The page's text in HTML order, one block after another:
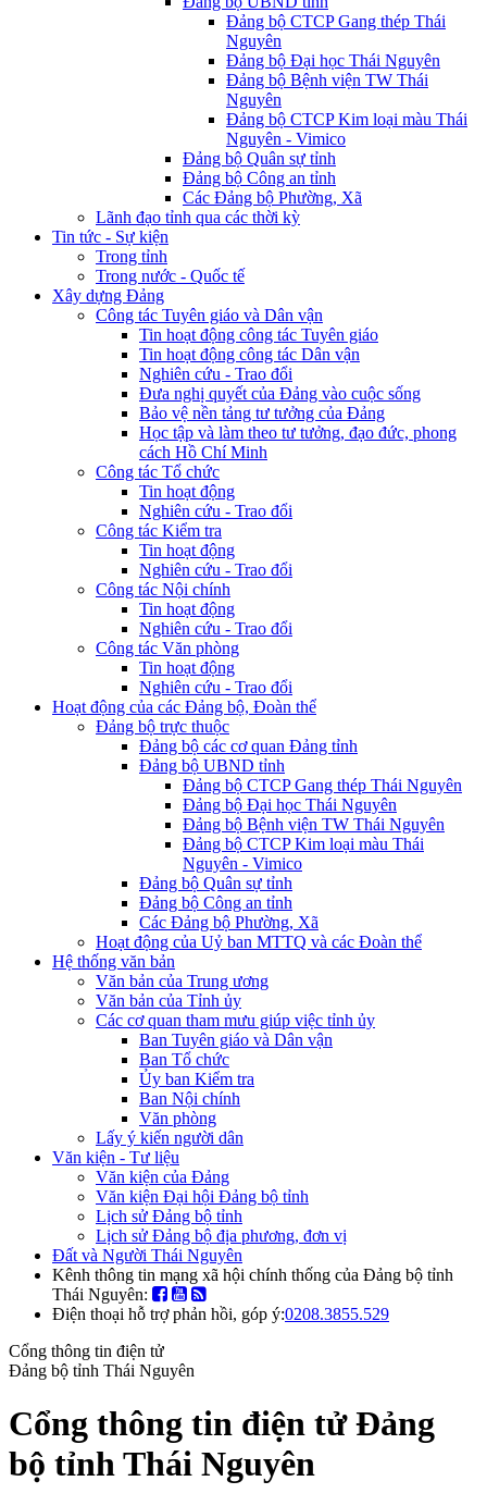
Đảng bộ CTCP Gang thép Thái
Nguyên
Đảng bộ Đại học Thái Nguyên
Đảng bộ Bệnh viện TW Thái
Nguyên
Đảng bộ CTCP Kim loại màu Thái
Nguyên - Vimico
Đảng bộ Quân sự tỉnh
Đảng bộ Công an tỉnh
Các Đảng bộ Phường, Xã
Lãnh đạo tỉnh qua các thời kỳ
Tin tức - Sự kiện
Trong tỉnh
Trong nước - Quốc tế
Xây dựng Đảng
Công tác Tuyên giáo và Dân vận
Tin hoạt động công tác Tuyên giáo
Tin hoạt động công tác Dân vận
Nghiên cứu - Trao đổi
Đưa nghị quyết của Đảng vào cuộc sống
Bảo vệ nền tảng tư tưởng của Đảng
Học tập và làm theo tư tưởng, đạo đức, phong
cách Hồ Chí Minh
Công tác Tổ chức
Tin hoạt động
Nghiên cứu - Trao đổi
Công tác Kiểm tra
Tin hoạt động
Nghiên cứu - Trao đổi
Công tác Nội chính
Tin hoạt động
Nghiên cứu - Trao đổi
Công tác Văn phòng
Tin hoạt động
Nghiên cứu - Trao đổi
Hoạt động của các Đảng bộ, Đoàn thể
Đảng bộ trực thuộc
Đảng bộ các cơ quan Đảng tỉnh
Đảng bộ UBND tỉnh
Đảng bộ CTCP Gang thép Thái Nguyên
Đảng bộ Đại học Thái Nguyên
Đảng bộ Bệnh viện TW Thái Nguyên
Đảng bộ CTCP Kim loại màu Thái
Nguyên - Vimico
Đảng bộ Quân sự tỉnh
Đảng bộ Công an tỉnh
Các Đảng bộ Phường, Xã
Hoạt động của Uỷ ban MTTQ và các Đoàn thể
Hệ thống văn bản
Văn bản của Trung ương
Văn bản của Tỉnh ủy
Các cơ quan tham mưu giúp việc tỉnh ủy
Ban Tuyên giáo và Dân vận
Ban Tổ chức
Ủy ban Kiểm tra
Ban Nội chính
Văn phòng
Lấy ý kiến người dân
Văn kiện - Tư liệu
Văn kiện của Đảng
Văn kiện Đại hội Đảng bộ tỉnh
Lịch sử Đảng bộ tỉnh
Lịch sử Đảng bộ địa phương, đơn vị
Đất và Người Thái Nguyên
Kênh thông tin mạng xã hội chính thống của Đảng bộ tỉnh
Thái Nguyên:
Điện thoại hỗ trợ phản hồi, góp ý:0208.3855.529
Cổng thông tin điện tử
Đảng bộ tỉnh Thái Nguyên
Cổng thông tin điện tử Đảng
bộ tỉnh Thái Nguyên